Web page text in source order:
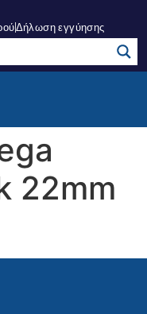
Δήλωση εγγύησης
22mm